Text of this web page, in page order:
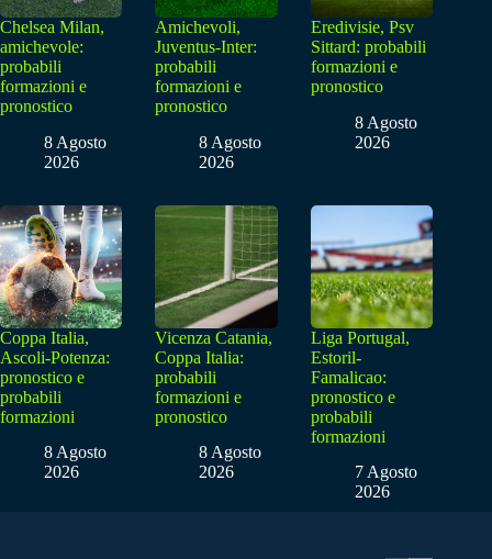
Chelsea Milan,
amichevole:
probabili
formazioni e
pronostico
8 Agosto
2026
Amichevoli,
Juventus-Inter:
probabili
formazioni e
pronostico
8 Agosto
2026
Eredivisie, Psv
Sittard: probabili
formazioni e
pronostico
8 Agosto
2026
Coppa Italia,
Ascoli-Potenza:
pronostico e
probabili
formazioni
8 Agosto
2026
Vicenza Catania,
Coppa Italia:
probabili
formazioni e
pronostico
8 Agosto
2026
Liga Portugal,
Estoril-
Famalicao:
pronostico e
probabili
formazioni
7 Agosto
2026